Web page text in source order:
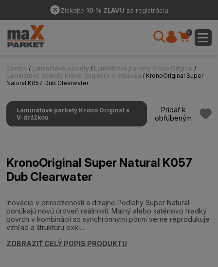
Získajte 10 % ZĽAVU za registráciu
0
Domov / Laminátové parkety / Laminátové parkety Krono Original /
Laminátové parkety Krono Original s V-drážkou / KronoOriginal Super
Natural K057 Dub Clearwater
Laminátové parkety Krono Original s
V-drážkou
Pridať k
obľúbeným
KronoOriginal Super Natural K057
Dub Clearwater
Inovácie v prirodzenosti a dizajne Podlahy Super Natural
ponúkajú novú úroveň reálnosti. Matný alebo saténovo hladký
povrch v kombinácii so synchrónnymi pórmi verne reprodukuje
vzhľad a štruktúru exkl...
ZOBRAZIŤ CELÝ POPIS PRODUKTU